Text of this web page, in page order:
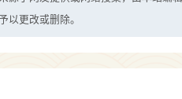
以更改或删除。